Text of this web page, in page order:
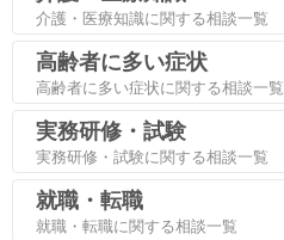
介護・医療知識に関する相談一覧
高齢者に多い症状
高齢者に多い症状に関する相談一覧
実務研修・試験
実務研修・試験に関する相談一覧
就職・転職
就職・転職に関する相談一覧